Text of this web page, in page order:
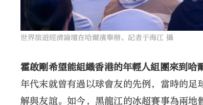
世界旅遊經濟論壇在哈爾濱舉辦。記者于海江 攝
霍啟剛希望能組織香港的年輕人組團來到哈
年代末就曾有過以球會友的先例，當時的
解與友誼。如今，黑龍江的冰超賽事為兩